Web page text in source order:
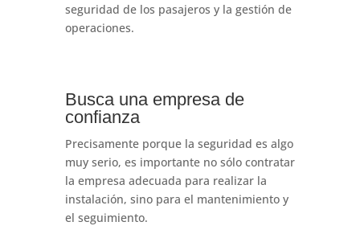
seguridad de los pasajeros y la gestión de
operaciones.
Busca una empresa de
confianza
Precisamente porque la seguridad es algo
muy serio, es importante no sólo contratar
la empresa adecuada para realizar la
instalación, sino para el mantenimiento y
el seguimiento.